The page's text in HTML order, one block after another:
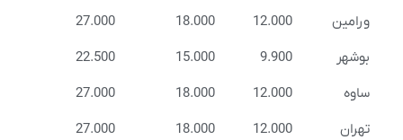
ورامین
12.000
18.000
27.000
بوشهر
9.900
15.000
22.500
ساوه
12.000
18.000
27.000
تهران
12.000
18.000
27.000